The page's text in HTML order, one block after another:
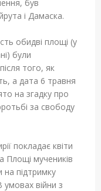
був
і Дамаска.
обидві площі (у
були
того, як
а дата 6 травня
на згадку про
за свободу
покладає квіти
Площі мучеників
на підтримку
умовах війни з